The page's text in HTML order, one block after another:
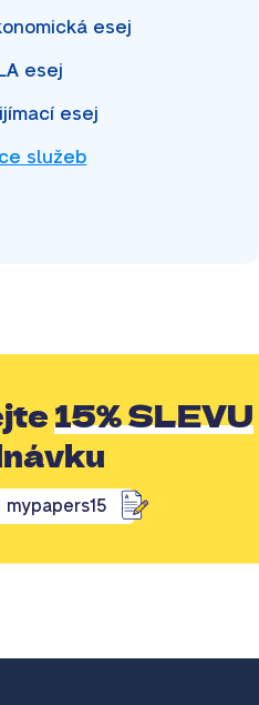
esej
esej
esej
služeb
15% SLEVU
mypapers15